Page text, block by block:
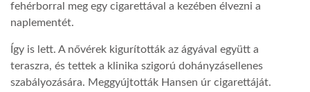
GLOBOZSARU
fehérborral meg egy cigarettával a kezében élvezni a
naplementét.
Így is lett. A nővérek kigurították az ágyával együtt a
teraszra, és tettek a klinika szigorú dohányzásellenes
szabályozására. Meggyújtották Hansen úr cigarettáját.